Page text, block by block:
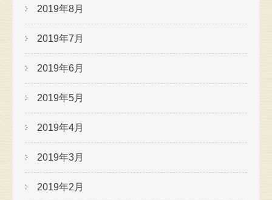
2019年8月
2019年7月
2019年6月
2019年5月
2019年4月
2019年3月
2019年2月